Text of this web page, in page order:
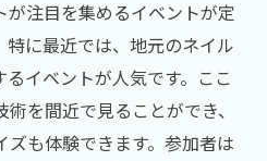
注目を集めるイベントが定
に最近では、地元のネイル
イベントが人気です。ここ
を間近で見ることができ、
ズも体験できます。参加者は